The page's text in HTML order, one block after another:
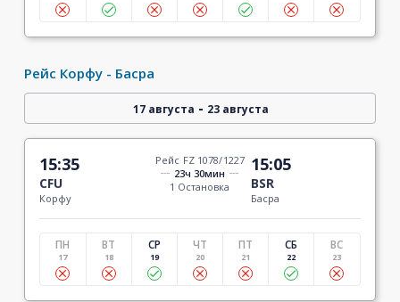
Рейс Корфу - Басра
17 августа - 23 августа
15:35
CFU
Корфу
Рейс FZ 1078/1227
23ч 30мин
1 Остановка
15:05
BSR
Басра
ПН
17
ВТ
18
СР
19
ЧТ
20
ПТ
21
СБ
22
ВС
23